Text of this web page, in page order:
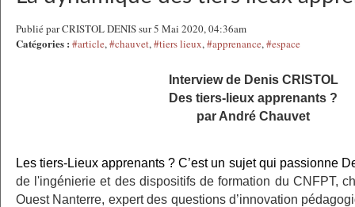
Publié par CRISTOL DENIS sur 5 Mai 2020, 04:36am
Catégories : #article,#chauvet,#tiers lieux,#apprenance,#espace
Interview de Denis CRISTOL
Des tiers-lieux apprenants ?
par André Chauvet
Les tiers-Lieux apprenants ? C’est un sujet qui passionne
de l'ingénierie et des dispositifs de formation du CNFPT,
Ouest Nanterre, expert des questions d’innovation